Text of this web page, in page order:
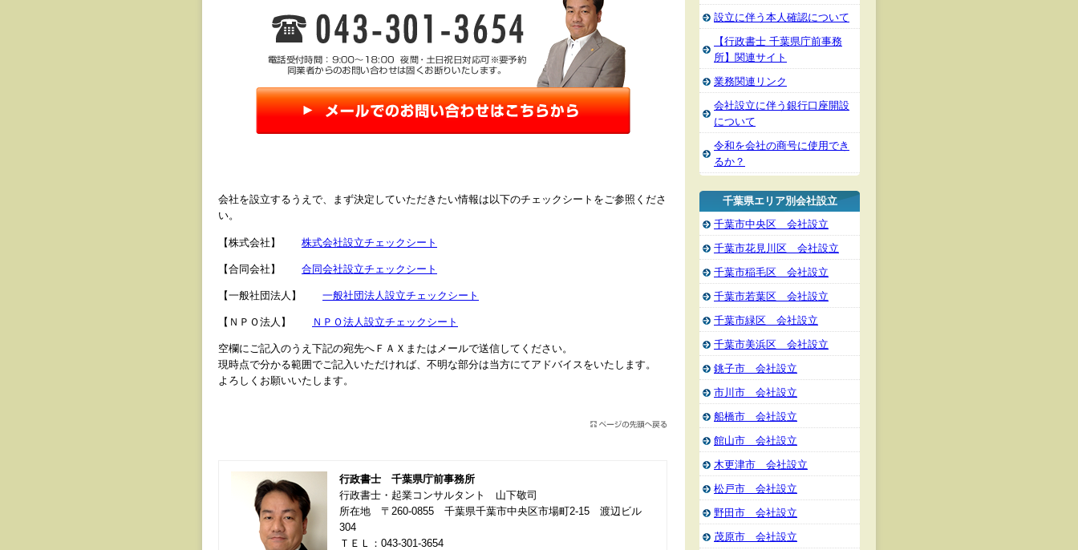
会社を設立するうえで、まず決定していただきたい情報は以下のチェックシートをご参照くださ
い。
【株式会社】 株式会社設立チェックシート
【合同会社】 合同会社設立チェックシート
【一般社団法人】 一般社団法人設立チェックシート
【ＮＰＯ法人】 ＮＰＯ法人設立チェックシート
空欄にご記入のうえ下記の宛先へＦＡＸまたはメールで送信してください。
現時点で分かる範囲でご記入いただければ、不明な部分は当方にてアドバイスをいたします。
よろしくお願いいたします。
行政書士 千葉県庁前事務所
行政書士・起業コンサルタント 山下敬司
所在地 〒260-0855 千葉県千葉市中央区市場町2-15 渡辺ビル
304
ＴＥＬ：043-301-3654
設立に伴う本人確認について
【行政書士 千葉県庁前事務
所】関連サイト
業務関連リンク
会社設立に伴う銀行口座開設
について
令和を会社の商号に使用でき
るか？
千葉県エリア別会社設立
千葉市中央区 会社設立
千葉市花見川区 会社設立
千葉市稲毛区 会社設立
千葉市若葉区 会社設立
千葉市緑区 会社設立
千葉市美浜区 会社設立
銚子市 会社設立
市川市 会社設立
船橋市 会社設立
館山市 会社設立
木更津市 会社設立
松戸市 会社設立
野田市 会社設立
茂原市 会社設立